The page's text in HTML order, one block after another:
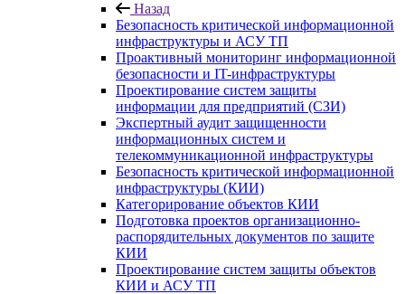
Назад
Безопасность критической информационной
инфраструктуры и АСУ ТП
Проактивный мониторинг информационной
безопасности и IT-инфраструктуры
Проектирование систем защиты
информации для предприятий (СЗИ)
Экспертный аудит защищенности
информационных систем и
телекоммуникационной инфраструктуры
Безопасность критической информационной
инфраструктуры (КИИ)
Категорирование объектов КИИ
Подготовка проектов организационно-
распорядительных документов по защите
КИИ
Проектирование систем защиты объектов
КИИ и АСУ ТП